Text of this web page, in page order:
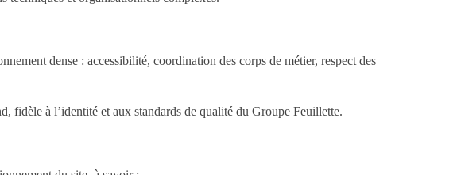
dense : accessibilité, coordination des corps de métier, respect des
fidèle à l’identité et aux standards de qualité du Groupe Feuillette.